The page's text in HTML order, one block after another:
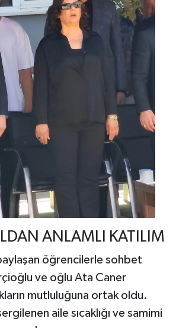
ANLAMLI KATILIM
öğrencilerle sohbet
ve oğlu Ata Caner
mutluluğuna ortak oldu.
aile sıcaklığı ve samimi